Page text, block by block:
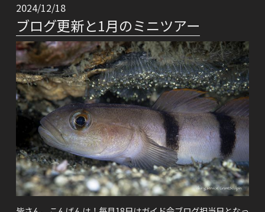
2024/12/18
ブログ更新と1月のミニツアー